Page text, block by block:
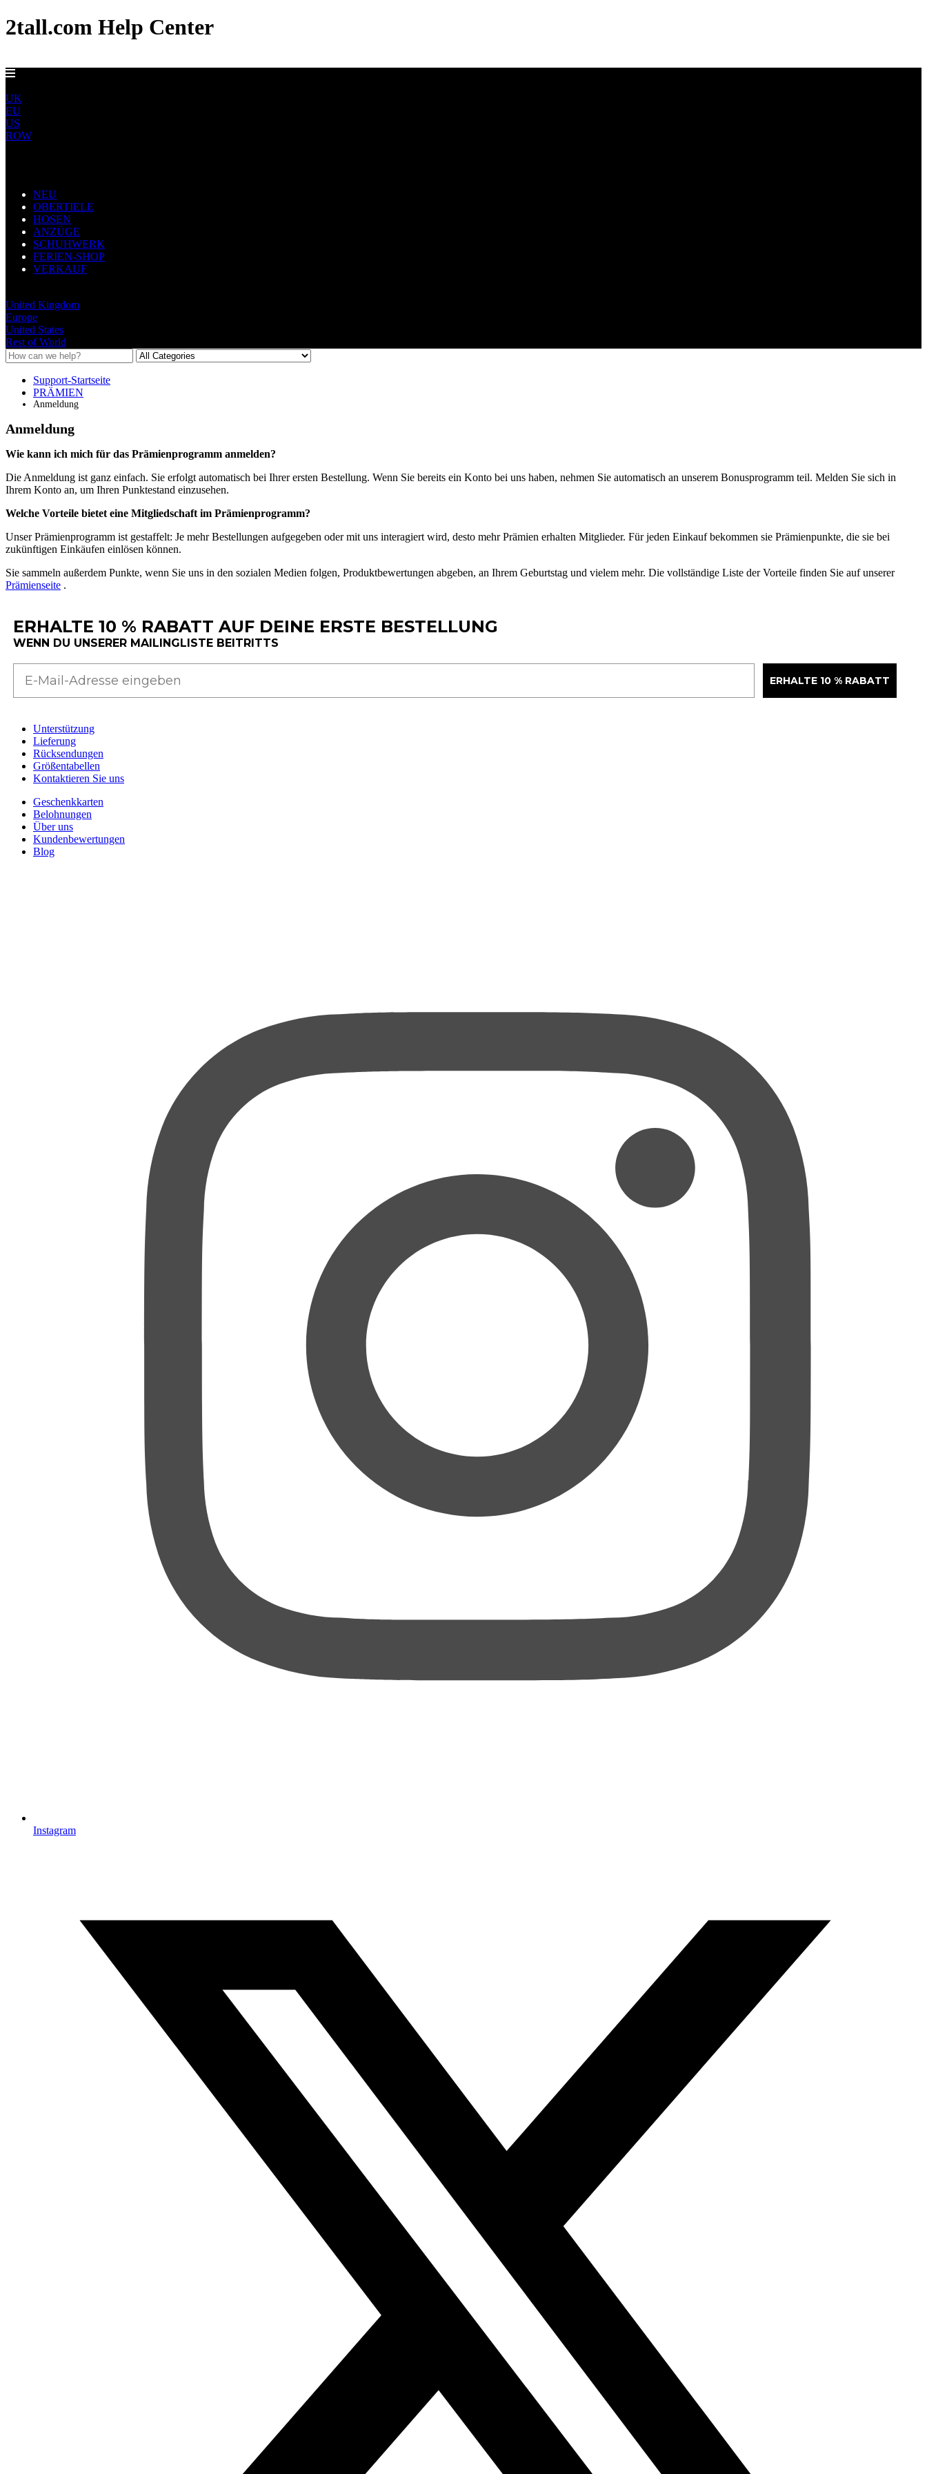
2tall.com Help Center
UK
EU
US
ROW
NEU
OBERTIELE
HOSEN
ANZÜGE
SCHUHWERK
FERIEN-SHOP
VERKAUF
United Kingdom
Europe
United States
Rest of World
Support-Startseite
PRÄMIEN
Anmeldung
Anmeldung
Wie kann ich mich für das Prämienprogramm anmelden?
Die Anmeldung ist ganz einfach. Sie erfolgt automatisch bei Ihrer ersten Bestellung. Wenn Sie bereits ein Konto bei uns haben, nehmen Sie automatisch an unserem Bonusprogramm teil. Melden Sie sich in
Ihrem Konto an, um Ihren Punktestand einzusehen.
Welche Vorteile bietet eine Mitgliedschaft im Prämienprogramm?
Unser Prämienprogramm ist gestaffelt: Je mehr Bestellungen aufgegeben oder mit uns interagiert wird, desto mehr Prämien erhalten Mitglieder. Für jeden Einkauf bekommen sie Prämienpunkte, die sie bei
zukünftigen Einkäufen einlösen können.
Sie sammeln außerdem Punkte, wenn Sie uns in den sozialen Medien folgen, Produktbewertungen abgeben, an Ihrem Geburtstag und vielem mehr. Die vollständige Liste der Vorteile finden Sie auf unserer
Prämienseite .
ERHALTE 10 % RABATT AUF DEINE ERSTE BESTELLUNG
WENN DU UNSERER MAILINGLISTE BEITRITTS
ERHALTE 10 % RABATT
Unterstützung
Lieferung
Rücksendungen
Größentabellen
Kontaktieren Sie uns
Geschenkkarten
Belohnungen
Über uns
Kundenbewertungen
Blog
Instagram